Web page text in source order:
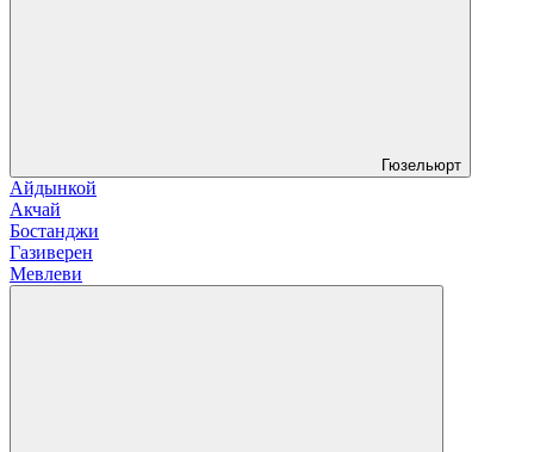
Гюзельюрт
Айдынкой
Акчай
Бостанджи
Газиверен
Мевлеви